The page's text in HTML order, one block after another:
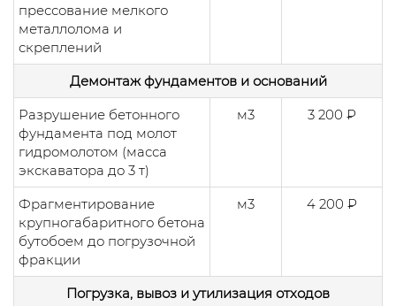
прессование мелкого
металлолома и
скреплений
Демонтаж фундаментов и оснований
Разрушение бетонного
фундамента под молот
гидромолотом (масса
экскаватора до 3 т)
м3 3 200 ₽
Фрагментирование
крупногабаритного бетона
бутобоем до погрузочной
фракции
м3 4 200 ₽
Погрузка, вывоз и утилизация отходов